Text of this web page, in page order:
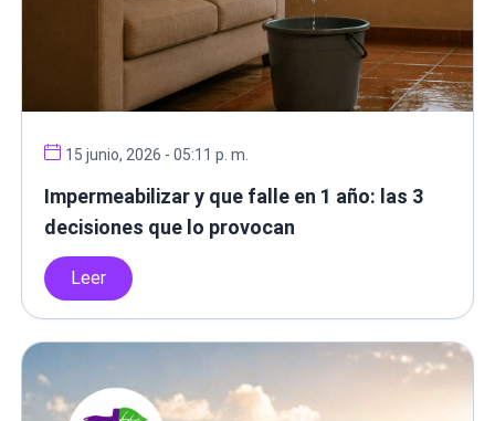
15 junio, 2026 - 05:11 p. m.
Impermeabilizar y que falle en 1 año: las 3
decisiones que lo provocan
Leer